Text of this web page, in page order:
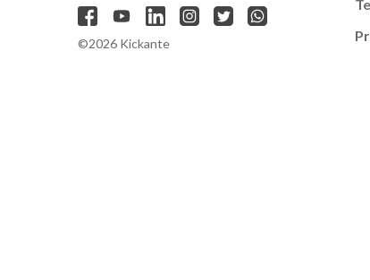
©2026 Kickante